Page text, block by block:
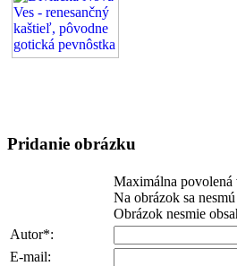
Pridanie obrázku
Maximálna
Na obrázok sa
Obrázok nesmie
Autor*:
E-mail: